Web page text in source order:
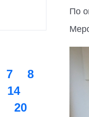
7
8
14
20
По